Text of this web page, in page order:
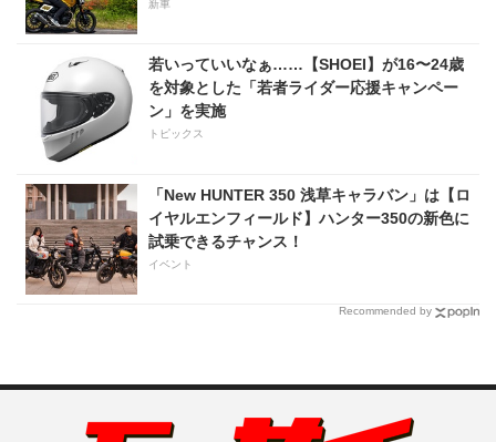
新車
若いっていいなぁ……【SHOEI】が16〜24歳
を対象とした「若者ライダー応援キャンペー
ン」を実施
トピックス
「New HUNTER 350 浅草キャラバン」は【ロ
イヤルエンフィールド】ハンター350の新色に
試乗できるチャンス！
イベント
Recommended by